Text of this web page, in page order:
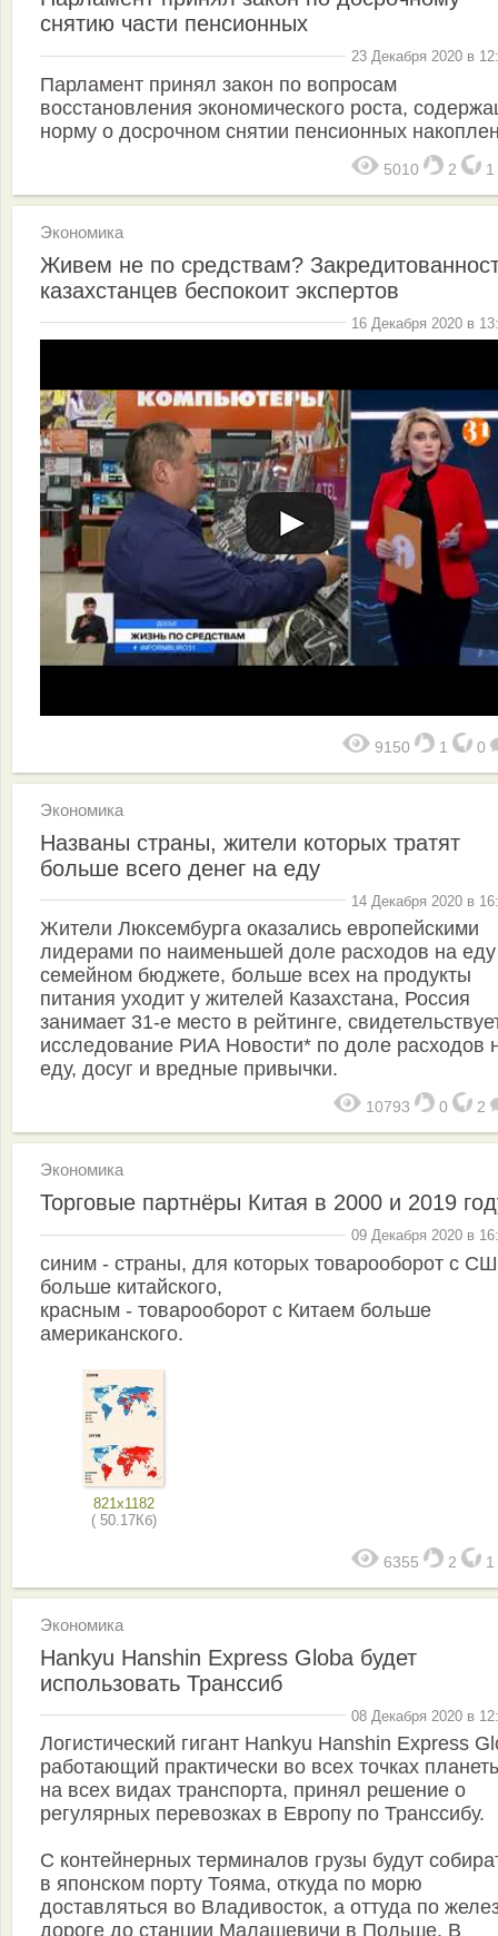
снятию части пенсионных
23 Декабря 2020 в
Парламент принял закон по вопросам
восстановления экономического роста,
норму о досрочном снятии пенсионных
5010 2 1
Экономика
Живем не по средствам?
казахстанцев беспокоит экспертов
16 Декабря 2020 в
9150 1 0
Экономика
Названы страны, жители которых тратят
больше всего денег на еду
14 Декабря 2020 в
Жители Люксембурга оказались европейскими
лидерами по наименьшей доле расходов на
семейном бюджете, больше всех на продукты
питания уходит у жителей Казахстана, Россия
занимает 31-е место в рейтинге,
исследование РИА Новости* по доле расходов
еду, досуг и вредные привычки.
10793 0 2
Экономика
Торговые партнёры Китая в 2000 и 2019
09 Декабря 2020 в
синим - страны, для которых товарооборот с
больше китайского,
красным - товарооборот с Китаем больше
американского.
821x1182
( 50.17Кб)
6355 2 1
Экономика
Hankyu Hanshin Express Globa будет
использовать Транссиб
08 Декабря 2020 в
Логистический гигант Hankyu Hanshin Express
работающий практически во всех точках
на всех видах транспорта, принял решение о
регулярных перевозках в Европу по Транссибу.
С контейнерных терминалов грузы будут
в японском порту Тояма, откуда по морю
доставляться во Владивосток, а оттуда по
дороге до станции Малашевичи в Польше. В